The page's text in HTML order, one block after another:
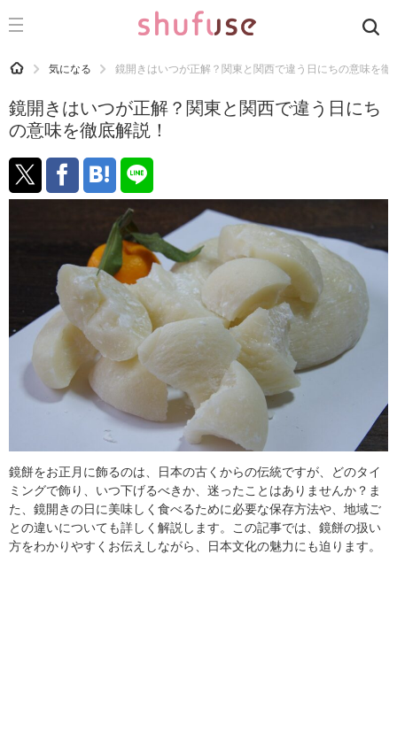
CATEGORY 記事カテゴリ
運気
洗濯
生活の知恵
マナー
趣味
食材辞典
おすすめ
HOME 気になる 鏡開きはいつが正解？関東と関西で違う日にちの意味を徹
鏡開きはいつが正解？関東と関西で違う日にち
の意味を徹底解説！
鏡餅をお正月に飾るのは、日本の古くからの伝統ですが、どのタイ
ミングで飾り、いつ下げるべきか、迷ったことはありませんか？ま
た、鏡開きの日に美味しく食べるために必要な保存方法や、地域ご
との違いについても詳しく解説します。この記事では、鏡餅の扱い
方をわかりやすくお伝えしながら、日本文化の魅力にも迫ります。